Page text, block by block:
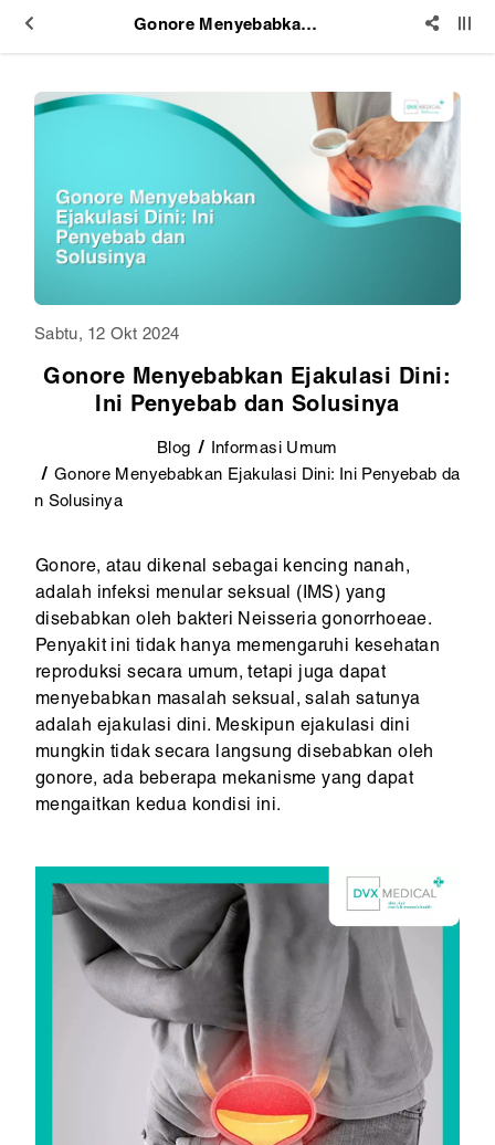
Gonore Menyebabkan Ejakulasi Dini: Ini Penyebab dan Solusinya
Sabtu, 12 Okt 2024
Gonore Menyebabkan Ejakulasi Dini:
Ini Penyebab dan Solusinya
Blog
Informasi Umum
Gonore Menyebabkan Ejakulasi Dini: Ini Penyebab da
n Solusinya
Gonore, atau dikenal sebagai kencing nanah,
adalah infeksi menular seksual (IMS) yang
disebabkan oleh bakteri Neisseria gonorrhoeae.
Penyakit ini tidak hanya memengaruhi kesehatan
reproduksi secara umum, tetapi juga dapat
menyebabkan masalah seksual, salah satunya
adalah ejakulasi dini. Meskipun ejakulasi dini
mungkin tidak secara langsung disebabkan oleh
gonore, ada beberapa mekanisme yang dapat
mengaitkan kedua kondisi ini.